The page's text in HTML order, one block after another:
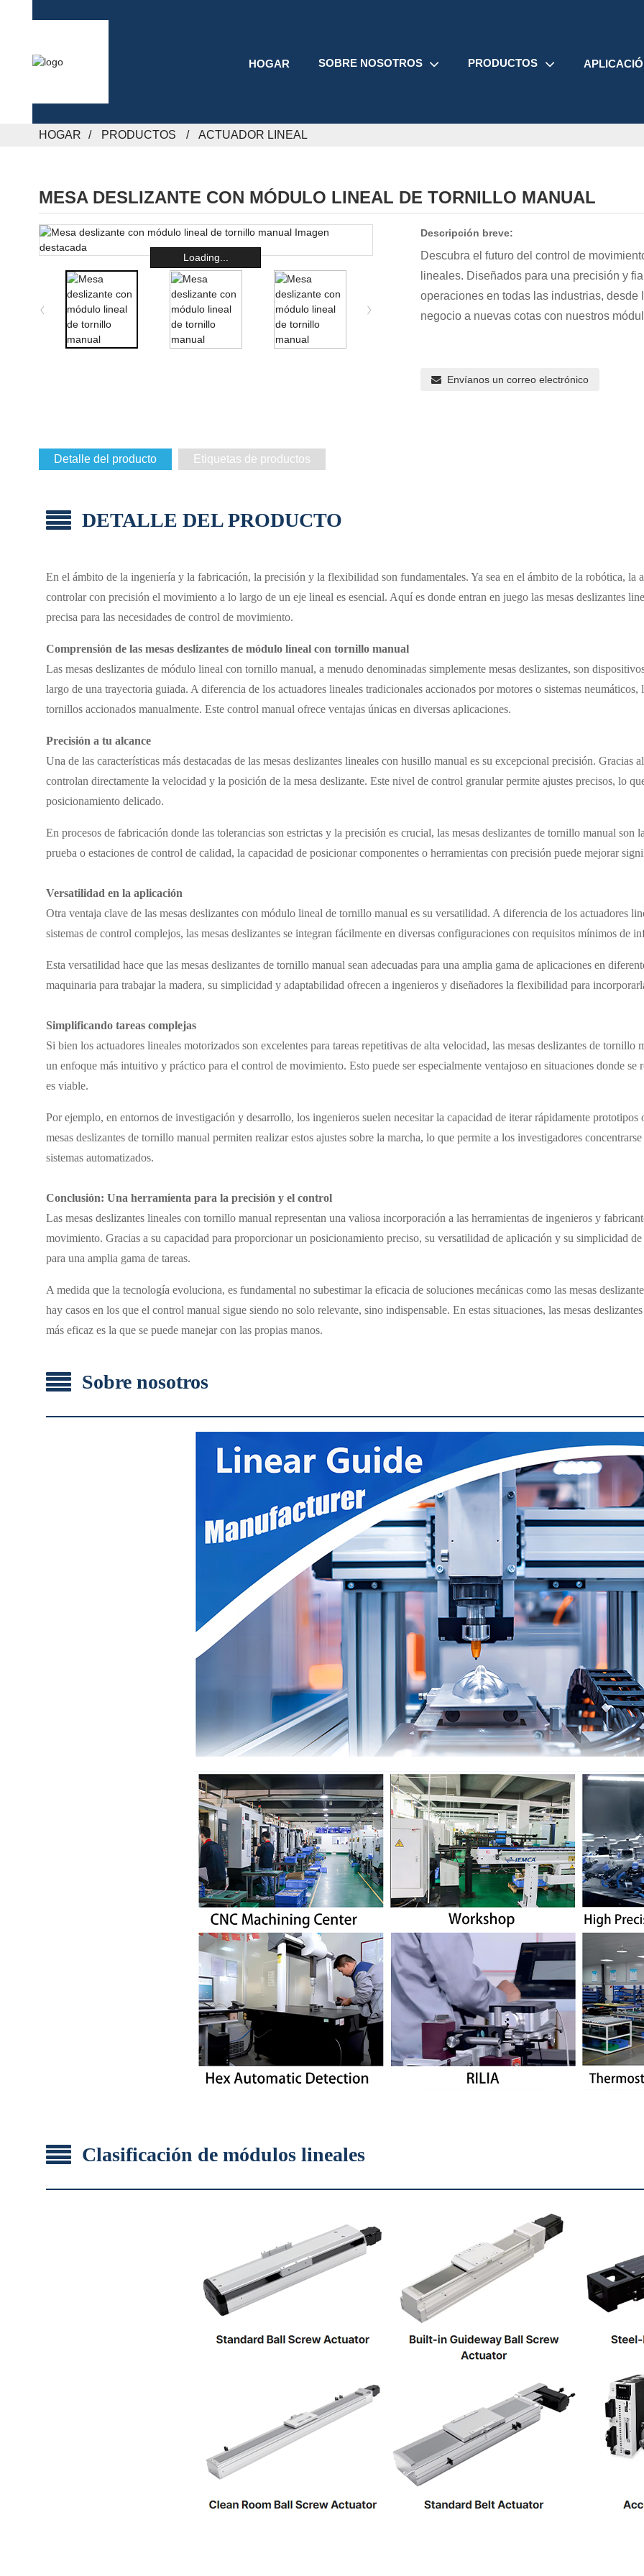
HOGAR SOBRE NOSOTROS PRODUCTOS
HOGAR PRODUCTOS ACTUADOR LINEAL
MESA DESLIZANTE CON MÓDULO LINEAL DE TORNILLO MANUAL
Loading...
Descripción breve:
Descubra el futuro del control de
lineales. Diseñados para una precisión y
operaciones en todas las industrias,
negocio a nuevas cotas con nuestros
Envíanos un correo electrónico
Detalle del producto Etiquetas de productos
DETALLE DEL PRODUCTO
En el ámbito de la ingeniería y la fabricación, la precisión y la flexibilidad son fundamentales. Ya sea en el ámbito de la robótica, la
controlar con precisión el movimiento a lo largo de un eje lineal es esencial. Aquí es donde entran en juego las mesas deslizantes
precisa para las necesidades de control de movimiento.
Comprensión de las mesas deslizantes de módulo lineal con tornillo manual
Las mesas deslizantes de módulo lineal con tornillo manual, a menudo denominadas simplemente mesas deslizantes, son
largo de una trayectoria guiada. A diferencia de los actuadores lineales tradicionales accionados por motores o sistemas neumáticos,
tornillos accionados manualmente. Este control manual ofrece ventajas únicas en diversas aplicaciones.
Precisión a tu alcance
Una de las características más destacadas de las mesas deslizantes lineales con husillo manual es su excepcional precisión. Gracias
controlan directamente la velocidad y la posición de la mesa deslizante. Este nivel de control granular permite ajustes precisos, lo
posicionamiento delicado.
En procesos de fabricación donde las tolerancias son estrictas y la precisión es crucial, las mesas deslizantes de tornillo manual son
prueba o estaciones de control de calidad, la capacidad de posicionar componentes o herramientas con precisión puede mejorar
Versatilidad en la aplicación
Otra ventaja clave de las mesas deslizantes con módulo lineal de tornillo manual es su versatilidad. A diferencia de los actuadores
sistemas de control complejos, las mesas deslizantes se integran fácilmente en diversas configuraciones con requisitos mínimos de
Esta versatilidad hace que las mesas deslizantes de tornillo manual sean adecuadas para una amplia gama de aplicaciones en
maquinaria para trabajar la madera, su simplicidad y adaptabilidad ofrecen a ingenieros y diseñadores la flexibilidad para
Simplificando tareas complejas
Si bien los actuadores lineales motorizados son excelentes para tareas repetitivas de alta velocidad, las mesas deslizantes de
un enfoque más intuitivo y práctico para el control de movimiento. Esto puede ser especialmente ventajoso en situaciones donde
es viable.
Por ejemplo, en entornos de investigación y desarrollo, los ingenieros suelen necesitar la capacidad de iterar rápidamente
mesas deslizantes de tornillo manual permiten realizar estos ajustes sobre la marcha, lo que permite a los investigadores
sistemas automatizados.
Conclusión: Una herramienta para la precisión y el control
Las mesas deslizantes lineales con tornillo manual representan una valiosa incorporación a las herramientas de ingenieros y
movimiento. Gracias a su capacidad para proporcionar un posicionamiento preciso, su versatilidad de aplicación y su simplicidad
para una amplia gama de tareas.
A medida que la tecnología evoluciona, es fundamental no subestimar la eficacia de soluciones mecánicas como las mesas
hay casos en los que el control manual sigue siendo no solo relevante, sino indispensable. En estas situaciones, las mesas
más eficaz es la que se puede manejar con las propias manos.
Sobre nosotros
Clasificación de módulos lineales